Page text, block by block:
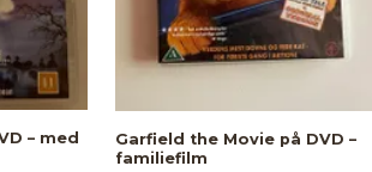
– med
Garfield the Movie på DVD –
familiefilm